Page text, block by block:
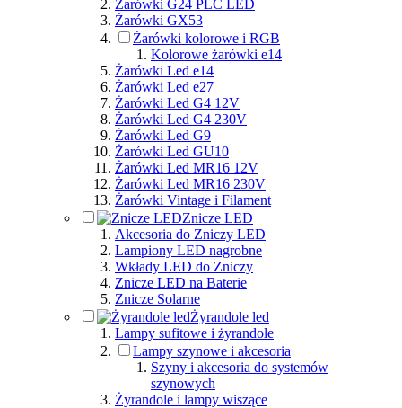
Żarówki G24 PLC LED
Żarówki GX53
Żarówki kolorowe i RGB
Kolorowe żarówki e14
Żarówki Led e14
Żarówki Led e27
Żarówki Led G4 12V
Żarówki Led G4 230V
Żarówki Led G9
Żarówki Led GU10
Żarówki Led MR16 12V
Żarówki Led MR16 230V
Żarówki Vintage i Filament
Znicze LED
Akcesoria do Zniczy LED
Lampiony LED nagrobne
Wkłady LED do Zniczy
Znicze LED na Baterie
Znicze Solarne
Żyrandole led
Lampy sufitowe i żyrandole
Lampy szynowe i akcesoria
Szyny i akcesoria do systemów
szynowych
Żyrandole i lampy wiszące